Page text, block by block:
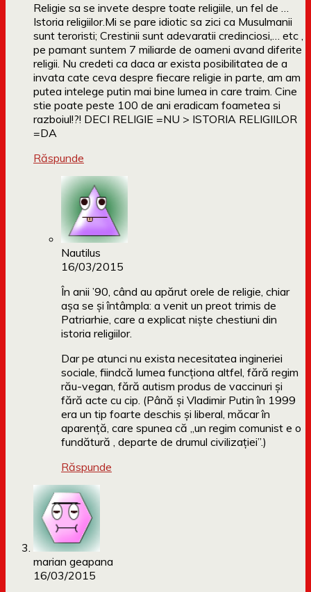
Religie sa se invete despre toate religiile, un fel de …
Istoria religiilor.Mi se pare idiotic sa zici ca Musulmanii
sunt teroristi; Crestinii sunt adevaratii credinciosi,… etc ,
pe pamant suntem 7 miliarde de oameni avand diferite
religii. Nu credeti ca daca ar exista posibilitatea de a
invata cate ceva despre fiecare religie in parte, am am
putea intelege putin mai bine lumea in care traim. Cine
stie poate peste 100 de ani eradicam foametea si
razboiul!?! DECI RELIGIE =NU > ISTORIA RELIGIILOR
=DA
Răspunde
Nautilus
16/03/2015
În anii ’90, când au apărut orele de religie, chiar
aşa se şi întâmpla: a venit un preot trimis de
Patriarhie, care a explicat nişte chestiuni din
istoria religiilor.
Dar pe atunci nu exista necesitatea ingineriei
sociale, fiindcă lumea funcţiona altfel, fără regim
rău-vegan, fără autism produs de vaccinuri şi
fără acte cu cip. (Până şi Vladimir Putin în 1999
era un tip foarte deschis şi liberal, măcar în
aparenţă, care spunea că „un regim comunist e o
fundătură , departe de drumul civilizaţiei”.)
Răspunde
marian geapana
16/03/2015